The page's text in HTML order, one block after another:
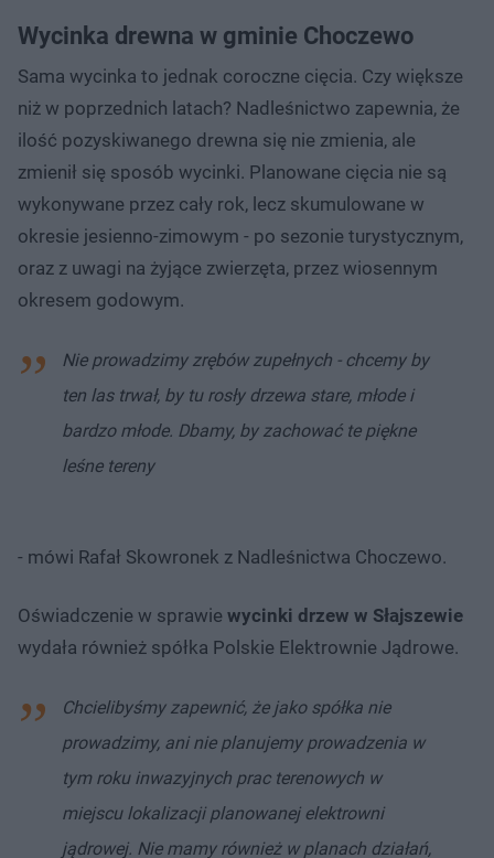
Wycinka drewna w gminie Choczewo
Sama wycinka to jednak coroczne cięcia. Czy większe
niż w poprzednich latach? Nadleśnictwo zapewnia, że
ilość pozyskiwanego drewna się nie zmienia, ale
zmienił się sposób wycinki. Planowane cięcia nie są
wykonywane przez cały rok, lecz skumulowane w
okresie jesienno-zimowym - po sezonie turystycznym,
oraz z uwagi na żyjące zwierzęta, przez wiosennym
okresem godowym.
Nie prowadzimy zrębów zupełnych - chcemy by
ten las trwał, by tu rosły drzewa stare, młode i
bardzo młode. Dbamy, by zachować te piękne
leśne tereny
- mówi Rafał Skowronek z Nadleśnictwa Choczewo.
Oświadczenie w sprawie wycinki drzew w Słajszewie
wydała również spółka Polskie Elektrownie Jądrowe.
Chcielibyśmy zapewnić, że jako spółka nie
prowadzimy, ani nie planujemy prowadzenia w
tym roku inwazyjnych prac terenowych w
miejscu lokalizacji planowanej elektrowni
jądrowej. Nie mamy również w planach działań,